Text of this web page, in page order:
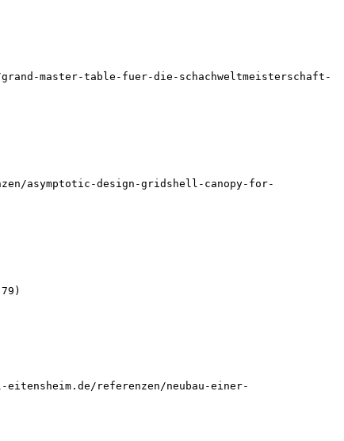
master-table-fuer-die-schachweltmeisterschaft-
asymptotic-design-gridshell-canopy-for-
referenzen/neubau-einer-